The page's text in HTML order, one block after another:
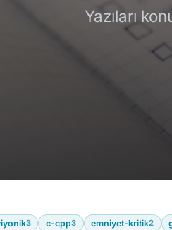
Yazıları
3 c-cpp3 emniyet-kritik2